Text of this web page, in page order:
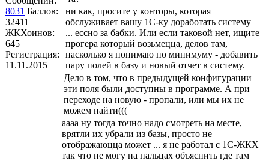
8031 Баллов:
32411
ЖКХоинов:
645
Регистрация:
11.11.2015
ни как, просите у конторы, которая
обслуживает вашу 1С-ку доработать систему
... ессно за бабки. Или если таковой нет, ищите
прогера который возьмецца, делов там,
насколько я понимаю по минимуму - добавить
пару полей в базу и новый отчет в систему.
Дело в том, что в предыдущей конфигурации
эти поля были доступны в программе. А при
переходе на новую - пропали, или мы их не
можем найти(((
аааа ну тогда точно надо смотреть на месте,
врятли их убрали из базы, просто не
отображаюцца может ... я не работал с 1С-ЖКХ
так что не могу на пальцах объяснить где там